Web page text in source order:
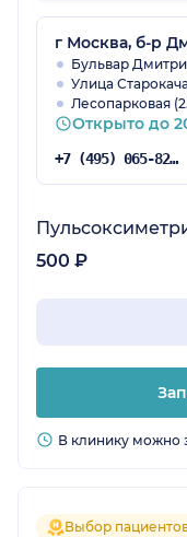
г Москва, б-р
Бульвар
Улица
Лесопарковая
Открыто до
+7 (495) 065-82-06
500 ₽
В клинику можно
Выбор